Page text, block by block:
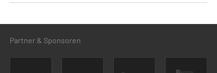
Partner & Sponsoren